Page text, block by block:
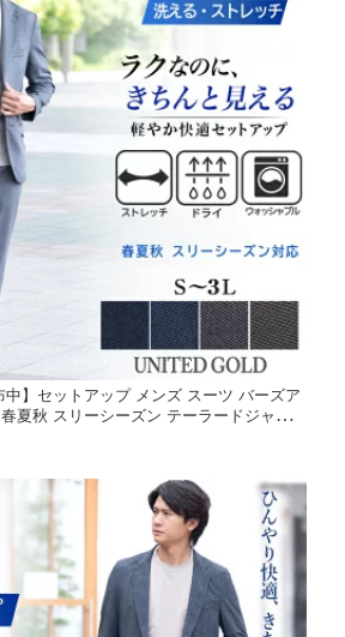
中】セットアップ メンズ スーツ バーズア
夏秋 スリーシーズン テーラードジャケッ
セット カジュアル ビジネス ビジカジ 通
でクーポン値引き 対象商品】